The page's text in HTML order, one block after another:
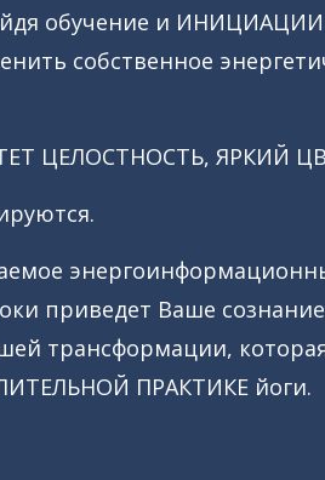
обучение и
собственное
ЦЕЛОСТНОСТЬ, ЯРКИЙ
приведет Ваше
трансформации,
ПРАКТИКЕ йоги.